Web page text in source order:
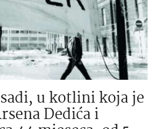
u kotlini koja je
Dedića i